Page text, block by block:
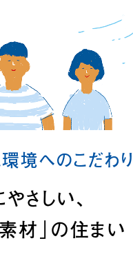
境へのこだわり
さしい、
材」の住まい